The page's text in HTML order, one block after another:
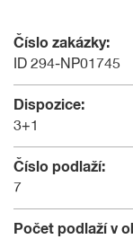
Číslo zakázky:
ID 294-NP01745
Dispozice:
3+1
Číslo podlaží:
7
Počet podlaží v